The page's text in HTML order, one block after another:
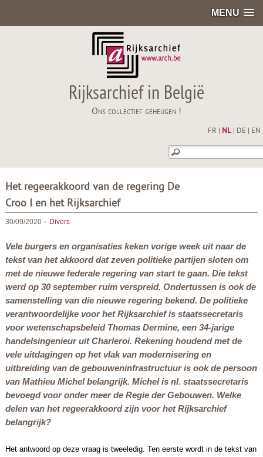
MENU
Rijksarchief in België
Ons collectief geheugen !
FR NL| DE EN
Het regeerakkoord van de regering De
Croo I en het Rijksarchief
30/09/2020- Divers
Vele burgers en organisaties keken vorige week uit naar de
tekst van het akkoord dat zeven politieke partijen sloten om
met de nieuwe federale regering van start te gaan. Die tekst
werd op 30 september ruim verspreid. Ondertussen is ook de
samenstelling van die nieuwe regering bekend. De politieke
verantwoordelijke voor het Rijksarchief is staatssecretaris
voor wetenschapsbeleid Thomas Dermine, een 34-jarige
handelsingenieur uit Charleroi. Rekening houdend met de
vele uitdagingen op het vlak van modernisering en
uitbreiding van de gebouweninfrastructuur is ook de persoon
van Mathieu Michel belangrijk. Michel is nl. staatssecretaris
bevoegd voor onder meer de Regie der Gebouwen. Welke
delen van het regeerakkoord zijn voor het Rijksarchief
belangrijk?
Het antwoord op deze vraag is tweeledig. Ten eerste wordt in de tekst van